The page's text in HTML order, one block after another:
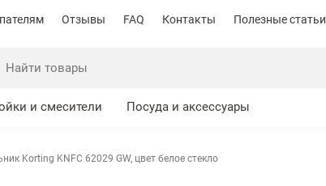
Отзывы FAQ Контакты Полезные статьи
и смесители Посуда и аксессуары
Korting KNFC 62029 GW, цвет белое стекло